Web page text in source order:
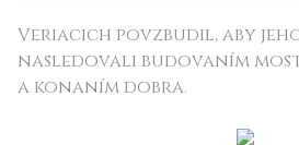
Veriacich povzbudil, aby
nasledovali budovaním
a konaním dobra.